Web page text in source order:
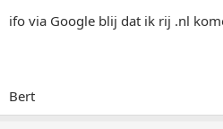
ifo via Google blij dat ik rij .nl
Bert